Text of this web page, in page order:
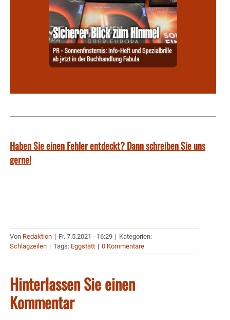
Haben Sie einen Fehler entdeckt? Dann schreiben Sie uns
gerne!
Von Redaktion | Fr. 7.5.2021 - 16:29 | Kategorien:
Schlagzeilen | Tags: Eggstätt | 0 Kommentare
Hinterlassen Sie einen
Kommentar